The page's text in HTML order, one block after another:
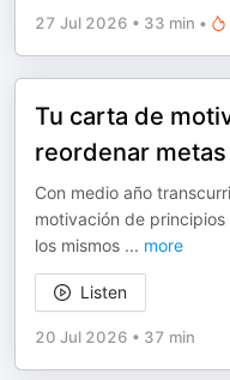
27 Jul 2026 • 33 min •
Tu carta de
reordenar
Con medio año
motivación de
los mismos ... more
Listen
20 Jul 2026 • 37 min